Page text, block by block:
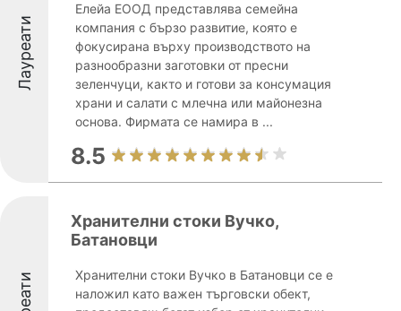
Лауреати
Елейа ЕООД представлява семейна
компания с бързо развитие, която е
фокусирана върху производството на
разнообразни заготовки от пресни
зеленчуци, както и готови за консумация
храни и салати с млечна или майонезна
основа. Фирмата се намира в ...
8.5
Хранителни стоки Вучко,
Батановци
Хранителни стоки Вучко в Батановци се е
наложил като важен търговски обект,